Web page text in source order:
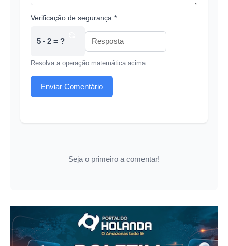
Verificação de segurança *
5 - 2 = ?
Resolva a operação matemática acima
Enviar Comentário
Seja o primeiro a comentar!